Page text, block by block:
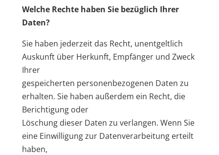
Welche Rechte haben Sie bezüglich Ihrer
Daten?
Sie haben jederzeit das Recht, unentgeltlich
Auskunft über Herkunft, Empfänger und Zweck
Ihrer
gespeicherten personenbezogenen Daten zu
erhalten. Sie haben außerdem ein Recht, die
Berichtigung oder
Löschung dieser Daten zu verlangen. Wenn Sie
eine Einwilligung zur Datenverarbeitung erteilt
haben,